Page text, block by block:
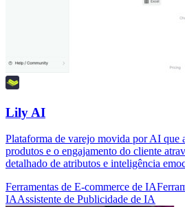
Lily AI
Plataforma de varejo movida por AI que
produtos e o engajamento do cliente
detalhado de atributos e inteligência
Ferramentas de E-commerce de IA
IAAssistente de Publicidade de IA